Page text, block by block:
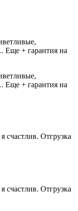
Еще + гарантия на
Еще + гарантия на
Отгрузка
Отгрузка